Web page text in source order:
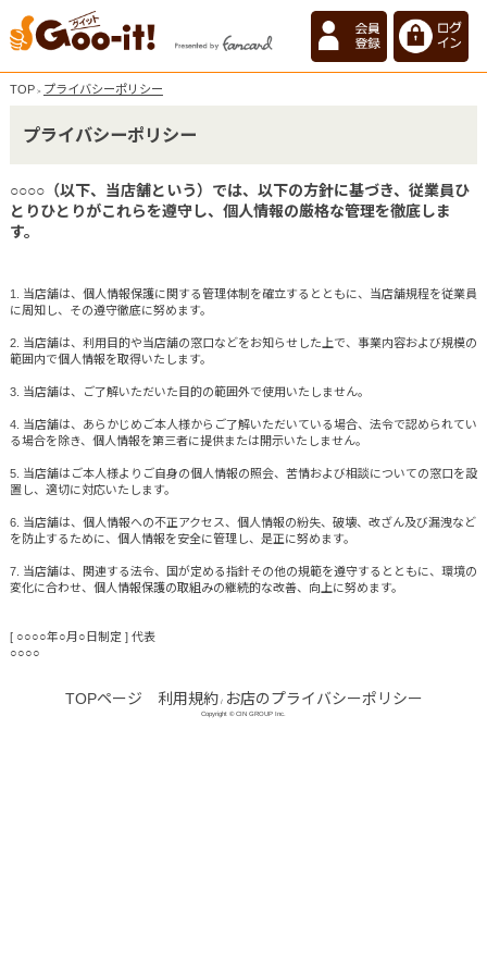
TOP> プライバシーポリシー
プライバシーポリシー
○○○○（以下、当店舗という）では、以下の方針に基づき、従業員ひ
とりひとりがこれらを遵守し、個人情報の厳格な管理を徹底しま
す。
1. 当店舗は、個人情報保護に関する管理体制を確立するとともに、当店舗規程を従業員
に周知し、その遵守徹底に努めます。
2. 当店舗は、利用目的や当店舗の窓口などをお知らせした上で、事業内容および規模の
範囲内で個人情報を取得いたします。
3. 当店舗は、ご了解いただいた目的の範囲外で使用いたしません。
4. 当店舗は、あらかじめご本人様からご了解いただいている場合、法令で認められてい
る場合を除き、個人情報を第三者に提供または開示いたしません。
5. 当店舗はご本人様よりご自身の個人情報の照会、苦情および相談についての窓口を設
置し、適切に対応いたします。
6. 当店舗は、個人情報への不正アクセス、個人情報の紛失、破壊、改ざん及び漏洩など
を防止するために、個人情報を安全に管理し、是正に努めます。
7. 当店舗は、関連する法令、国が定める指針その他の規範を遵守するとともに、環境の
変化に合わせ、個人情報保護の取組みの継続的な改善、向上に努めます。
[ ○○○○年○月○日制定 ] 代表
○○○○
TOPページ 利用規約/ お店のプライバシーポリシー
Copyright © CIN GROUP Inc.